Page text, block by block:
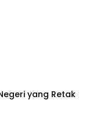
yang Retak